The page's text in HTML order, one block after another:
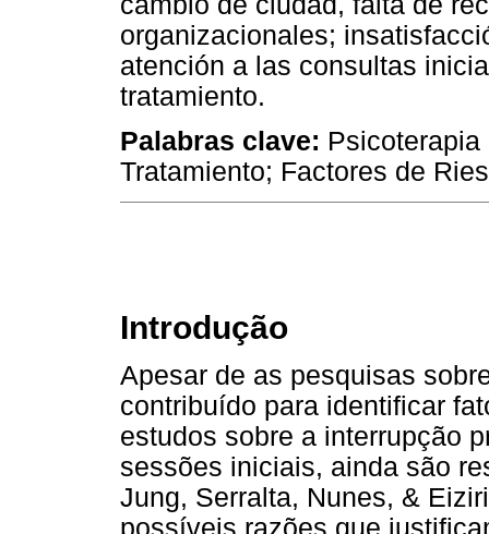
organizacionales;
atención a las consultas
tratamiento.
Palabras clave:
Tratamiento; Factores de
Introdução
Apesar de as pesquisas
contribuído para identificar
estudos sobre a interrupção
sessões iniciais, ainda são
Jung, Serralta, Nunes, &
possíveis razões que